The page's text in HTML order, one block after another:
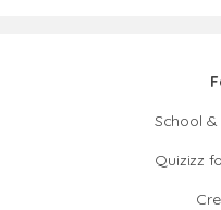
School
Quizizz